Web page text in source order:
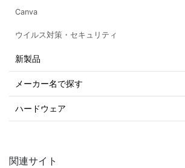
Canva
ウイルス対策・セキュリティ
新製品
メーカー名で探す
ハードウェア
関連サイト